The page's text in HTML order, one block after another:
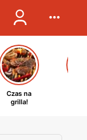
Czas na
grilla!